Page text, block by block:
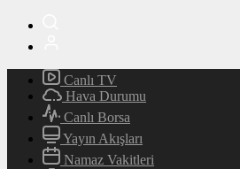
Canlı TV
Hava Durumu
Canlı Borsa
Yayın Akışları
Namaz Vakitleri